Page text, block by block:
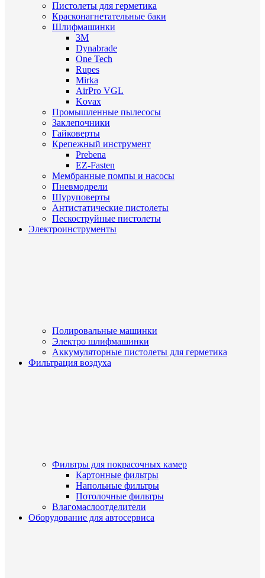
Пистолеты для герметика
Красконагнетательные баки
Шлифмашинки
3M
Dynabrade
One Tech
Rupes
Mirka
AirPro VGL
Kovax
Промышленные пылесосы
Заклепочники
Гайковерты
Крепежный инструмент
Prebena
EZ-Fasten
Мембранные помпы и насосы
Пневмодрели
Шуруповерты
Антистатические пистолеты
Пескоструйные пистолеты
Электроинструменты
Полировальные машинки
Электро шлифмашинки
Аккумуляторные пистолеты для герметика
Фильтрация воздуха
Фильтры для покрасочных камер
Картонные фильтры
Напольные фильтры
Потолочные фильтры
Влагомаслоотделители
Оборудование для автосервиса